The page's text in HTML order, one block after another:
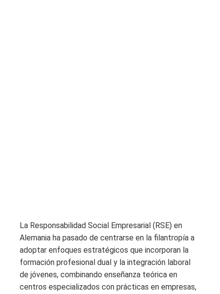
La Responsabilidad Social Empresarial (RSE) en
Alemania ha pasado de centrarse en la filantropía a
adoptar enfoques estratégicos que incorporan la
formación profesional dual y la integración laboral
de jóvenes, combinando enseñanza teórica en
centros especializados con prácticas en empresas,